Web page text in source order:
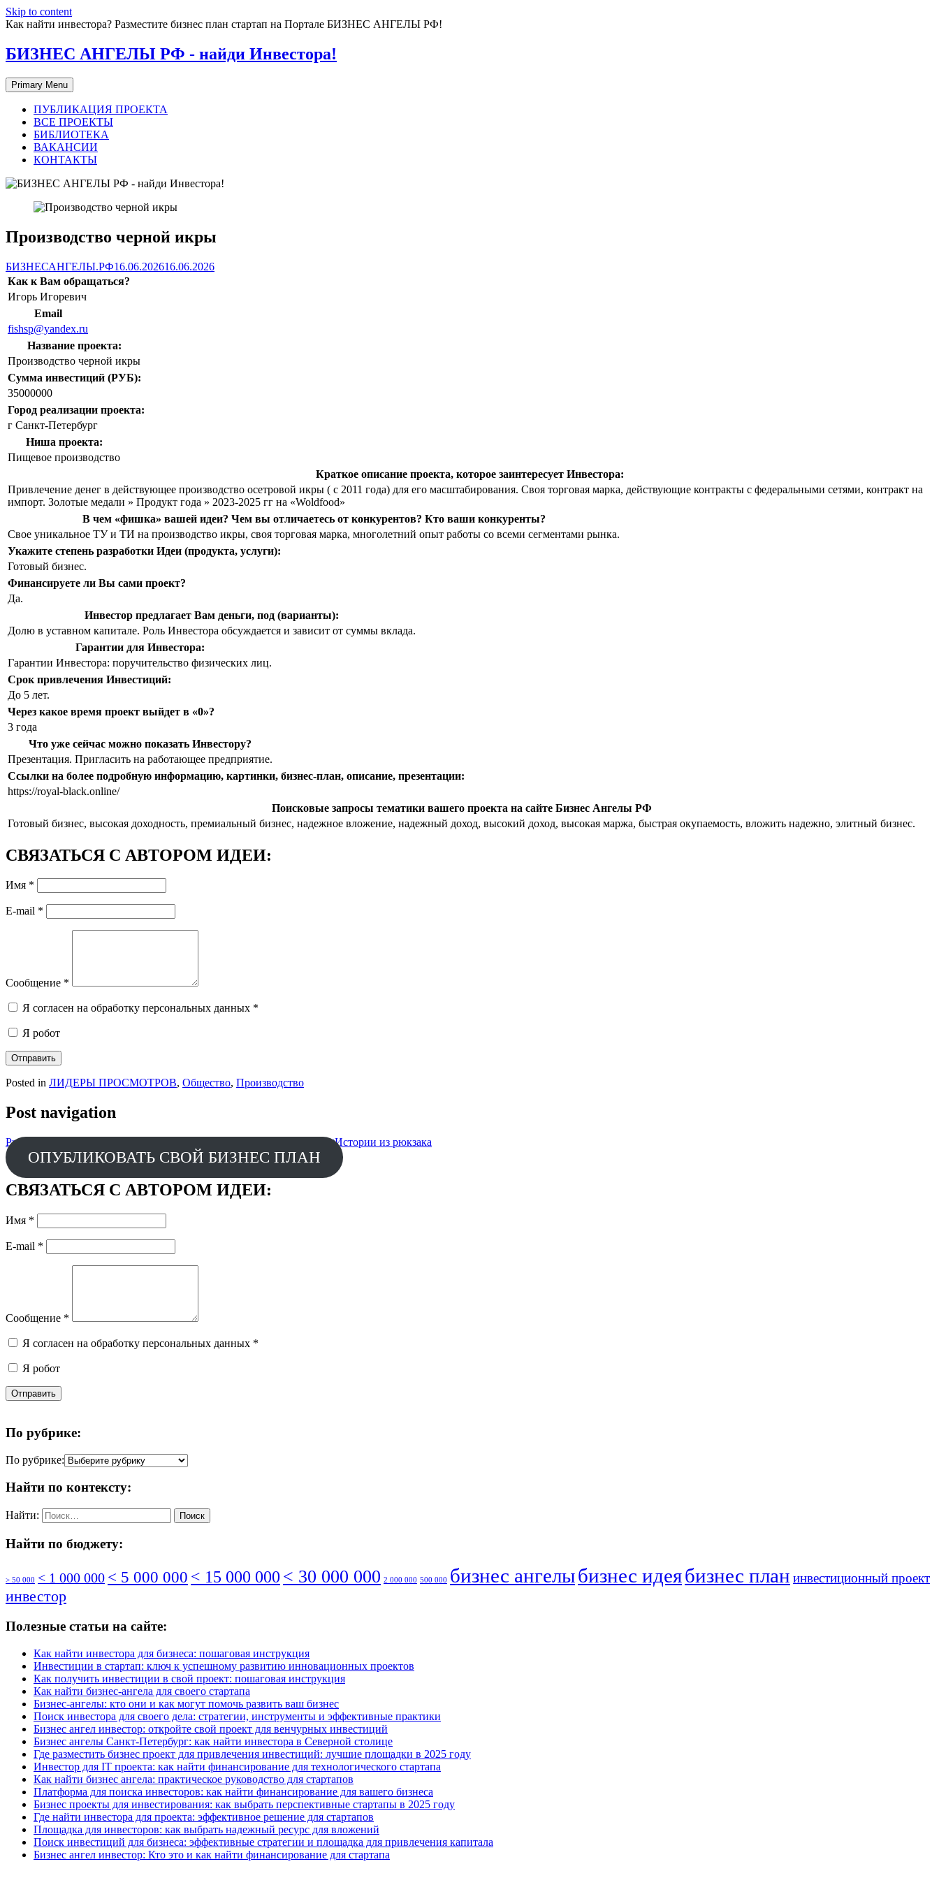
Skip to content
Как найти инвестора? Разместите бизнес план стартап на Портале БИЗНЕС АНГЕЛЫ РФ!
БИЗНЕС АНГЕЛЫ РФ - найди Инвестора!
Primary Menu
ПУБЛИКАЦИЯ ПРОЕКТА
ВСЕ ПРОЕКТЫ
БИБЛИОТЕКА
ВАКАНСИИ
КОНТАКТЫ
Производство черной икры
БИЗНЕСАНГЕЛЫ.РФ16.06.202616.06.2026
Как к Вам обращаться?
Игорь Игоревич
Email
fishsp@yandex.ru
Название проекта:
Производство черной икры
Сумма инвестиций (РУБ):
35000000
Город реализации проекта:
г Санкт-Петербург
Ниша проекта:
Пищевое производство
Краткое описание проекта, которое заинтересует Инвестора:
Привлечение денег в действующее производство осетровой икры ( с 2011 года) для его масштабирования. Своя торговая марка, действующие контракты с федеральными сетями, контракт на
импорт. Золотые медали » Продукт года » 2023-2025 гг на «Woldfood»
В чем «фишка» вашей идеи? Чем вы отличаетесь от конкурентов? Кто ваши конкуренты?
Свое уникальное ТУ и ТИ на производство икры, своя торговая марка, многолетний опыт работы со всеми сегментами рынка.
Укажите степень разработки Идеи (продукта, услуги):
Готовый бизнес.
Финансируете ли Вы сами проект?
Да.
Инвестор предлагает Вам деньги, под (варианты):
Долю в уставном капитале. Роль Инвестора обсуждается и зависит от суммы вклада.
Гарантии для Инвестора:
Гарантии Инвестора: поручительство физических лиц.
Срок привлечения Инвестиций:
До 5 лет.
Через какое время проект выйдет в «0»?
3 года
Что уже сейчас можно показать Инвестору?
Презентация. Пригласить на работающее предприятие.
Ссылки на более подробную информацию, картинки, бизнес-план, описание, презентации:
https://royal-black.online/
Поисковые запросы тематики вашего проекта на сайте Бизнес Ангелы РФ
Готовый бизнес, высокая доходность, премиальный бизнес, надежное вложение, надежный доход, высокий доход, высокая маржа, быстрая окупаемость, вложить надежно, элитный бизнес.
СВЯЗАТЬСЯ С АВТОРОМ ИДЕИ:
Имя *
E-mail *
Сообщение *
Я согласен на обработку персональных данных *
Я робот
Отправить
Posted in ЛИДЕРЫ ПРОСМОТРОВ, Общество, Производство
Post navigation
Prev NextИстории из рюкзака
ОПУБЛИКОВАТЬ СВОЙ БИЗНЕС ПЛАН
СВЯЗАТЬСЯ С АВТОРОМ ИДЕИ:
Имя *
E-mail *
Сообщение *
Я согласен на обработку персональных данных *
Я робот
Отправить
По рубрике:
По рубрике:
Найти по контексту:
Найти:
Найти по бюджету:
> 50 000 < 1 000 000 < 5 000 000 < 15 000 000 < 30 000 000 2 000 000 500 000 бизнес ангелыбизнес идеябизнес план инвестиционный проект
инвестор
Полезные статьи на сайте:
Как найти инвестора для бизнеса: пошаговая инструкция
Инвестиции в стартап: ключ к успешному развитию инновационных проектов
Как получить инвестиции в свой проект: пошаговая инструкция
Как найти бизнес-ангела для своего стартапа
Бизнес-ангелы: кто они и как могут помочь развить ваш бизнес
Поиск инвестора для своего дела: стратегии, инструменты и эффективные практики
Бизнес ангел инвестор: откройте свой проект для венчурных инвестиций
Бизнес ангелы Санкт-Петербург: как найти инвестора в Северной столице
Где разместить бизнес проект для привлечения инвестиций: лучшие площадки в 2025 году
Инвестор для IT проекта: как найти финансирование для технологического стартапа
Как найти бизнес ангела: практическое руководство для стартапов
Платформа для поиска инвесторов: как найти финансирование для вашего бизнеса
Бизнес проекты для инвестирования: как выбрать перспективные стартапы в 2025 году
Где найти инвестора для проекта: эффективное решение для стартапов
Площадка для инвесторов: как выбрать надежный ресурс для вложений
Поиск инвестиций для бизнеса: эффективные стратегии и площадка для привлечения капитала
Бизнес ангел инвестор: Кто это и как найти финансирование для стартапа